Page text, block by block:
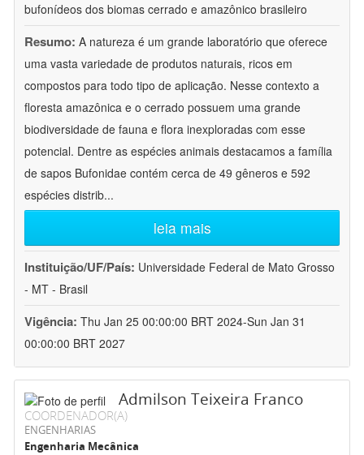
bufonídeos dos biomas cerrado e amazônico brasileiro
Resumo: A natureza é um grande laboratório que oferece
uma vasta variedade de produtos naturais, ricos em
compostos para todo tipo de aplicação. Nesse contexto a
floresta amazônica e o cerrado possuem uma grande
biodiversidade de fauna e flora inexploradas com esse
potencial. Dentre as espécies animais destacamos a família
de sapos Bufonidae contém cerca de 49 gêneros e 592
espécies distrib...
leia mais
Instituição/UF/País: Universidade Federal de Mato Grosso
- MT - Brasil
Vigência: Thu Jan 25 00:00:00 BRT 2024-Sun Jan 31
00:00:00 BRT 2027
Admilson Teixeira Franco
COORDENADOR(A)
ENGENHARIAS
Engenharia Mecânica